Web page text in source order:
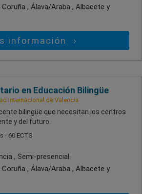
Coruña , Álava/Araba , Albacete y
información
en Educación Bilingüe
Internacional de Valencia
bilingüe que necesitan los centros
y del futuro.
- 60 ECTS
, Semi-presencial
Coruña , Álava/Araba , Albacete y